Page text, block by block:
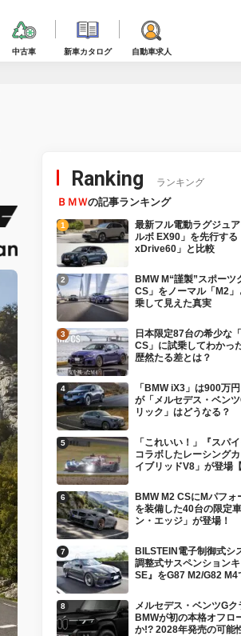
中古車 新車カタログ 自動車求人
Ranking ランキング
ＢＭＷの記事ランキング
最新フル電動ラグジュ
ルボ EX90」を先行する
xDrive60」と比較
BMW M“謹製”スポーツ
CS」をノーマル「M2
乗して見えた真実
日本限定87台の希少な
CS」に試乗してわかっ
歴然たる差とは？
「BMW iX3」は900万
が「メルセデス・ベン
リック」はどうなる？
「これいい！」『スパ
コラボしたレーシング
イブリッドV8」が登場【
BMW M2 CSにMパフォ
を装備した40台の限定
ン・エッジ」が登場！
BILSTEIN電子制御式シ
調整式サスペンション
SE』をG87 M2/G82 M4
メルセデス・ベンツGク
BMWが初の本格オフロ
か!? 2028年発売の可能